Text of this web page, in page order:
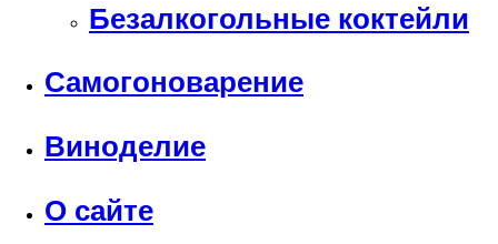
Безалкогольные коктейли
Самогоноварение
Виноделие
О сайте